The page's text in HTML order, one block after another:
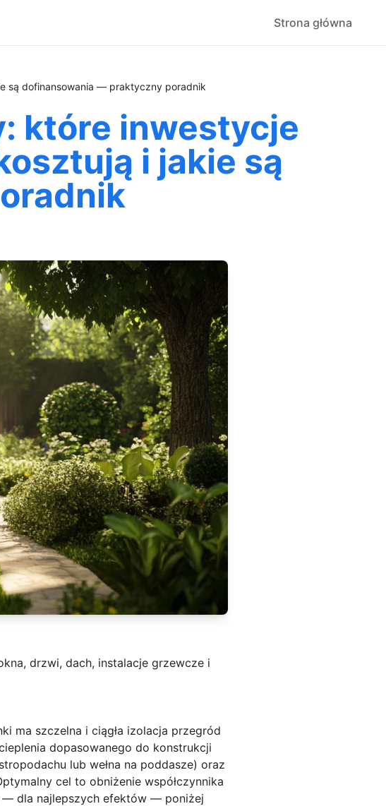
Strona główna
są dofinansowania — praktyczny poradnik
które inwestycje
i jakie są
drzwi, dach, instalacje grzewcze i
ma szczelna i ciągła izolacja przegród
dopasowanego do konstrukcji
lub wełna na poddasze) oraz
cel to obniżenie współczynnika
— dla najlepszych efektów — poniżej